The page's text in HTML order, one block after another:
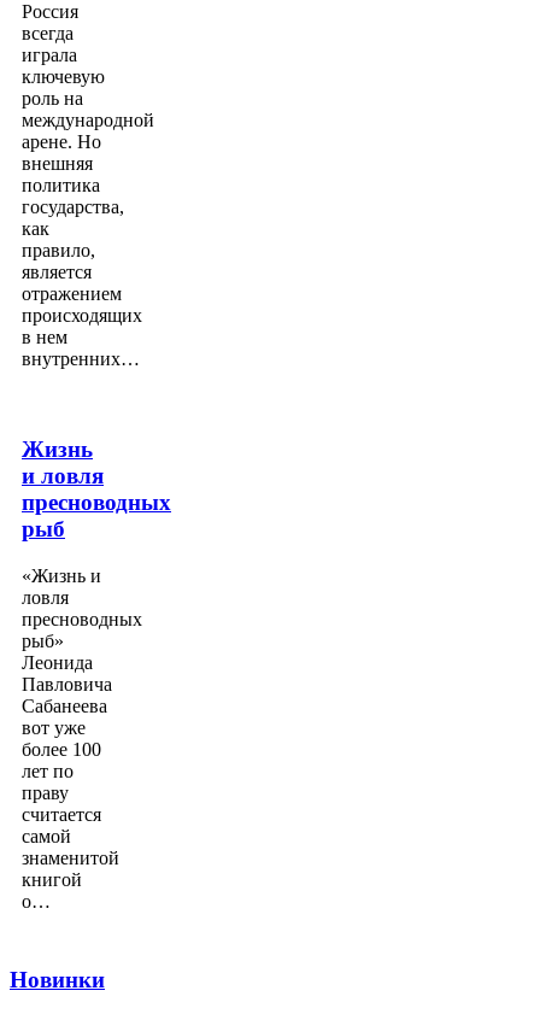
Россия
всегда
играла
ключевую
роль на
международной
арене. Но
внешняя
политика
государства,
как
правило,
является
отражением
происходящих
в нем
внутренних…
Жизнь
и ловля
пресноводных
рыб
«Жизнь и
ловля
пресноводных
рыб»
Леонида
Павловича
Сабанеева
вот уже
более 100
лет по
праву
считается
самой
знаменитой
книгой
о…
Новинки